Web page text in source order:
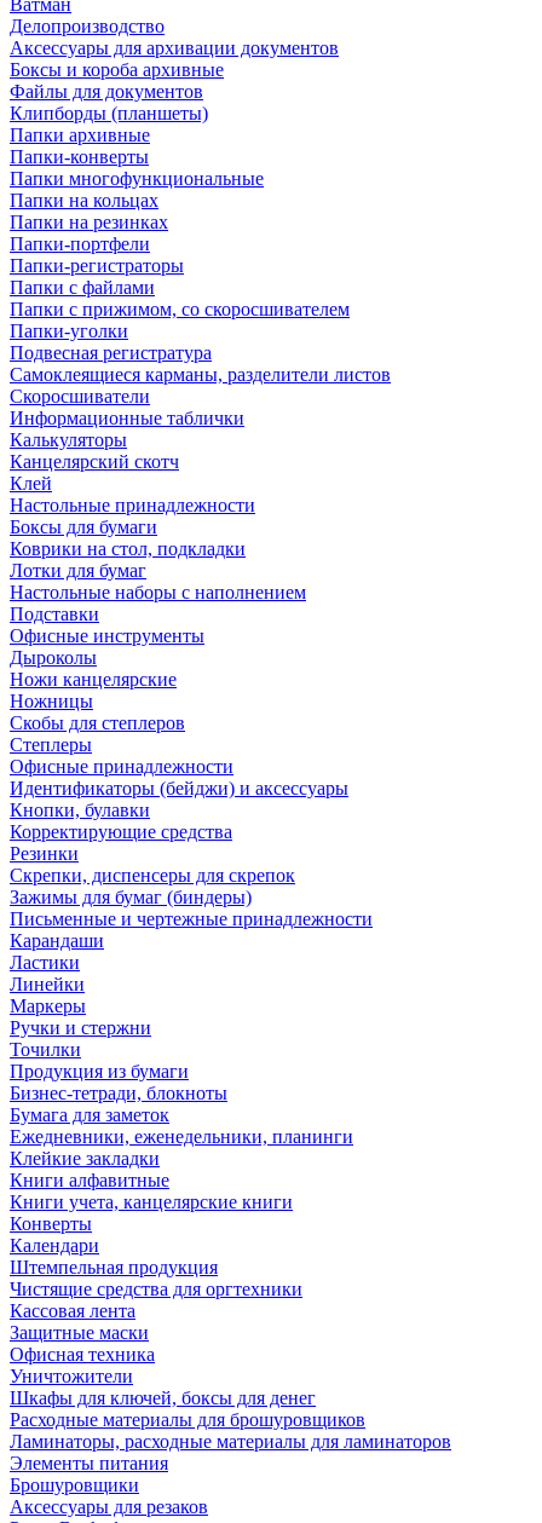
Ватман
Делопроизводство
Аксессуары для архивации документов
Боксы и короба архивные
Файлы для документов
Клипборды (планшеты)
Папки архивные
Папки-конверты
Папки многофункциональные
Папки на кольцах
Папки на резинках
Папки-портфели
Папки-регистраторы
Папки с файлами
Папки с прижимом, со скоросшивателем
Папки-уголки
Подвесная регистратура
Самоклеящиеся карманы, разделители листов
Скоросшиватели
Информационные таблички
Калькуляторы
Канцелярский скотч
Клей
Настольные принадлежности
Боксы для бумаги
Коврики на стол, подкладки
Лотки для бумаг
Настольные наборы с наполнением
Подставки
Офисные инструменты
Дыроколы
Ножи канцелярские
Ножницы
Скобы для степлеров
Степлеры
Офисные принадлежности
Идентификаторы (бейджи) и аксессуары
Кнопки, булавки
Корректирующие средства
Резинки
Скрепки, диспенсеры для скрепок
Зажимы для бумаг (биндеры)
Письменные и чертежные принадлежности
Карандаши
Ластики
Линейки
Маркеры
Ручки и стержни
Точилки
Продукция из бумаги
Бизнес-тетради, блокноты
Бумага для заметок
Ежедневники, еженедельники, планинги
Клейкие закладки
Книги алфавитные
Книги учета, канцелярские книги
Конверты
Календари
Штемпельная продукция
Чистящие средства для оргтехники
Кассовая лента
Защитные маски
Офисная техника
Уничтожители
Шкафы для ключей, боксы для денег
Расходные материалы для брошуровщиков
Ламинаторы, расходные материалы для ламинаторов
Элементы питания
Брошуровщики
Аксессуары для резаков